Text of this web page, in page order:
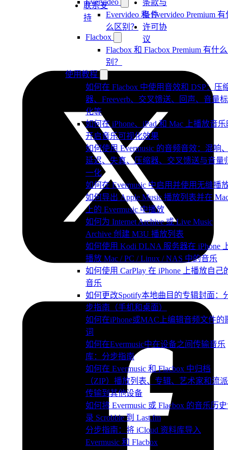
Evervideo
Evervideo 和 Evervideo Premium 有
么区别？
Flacbox
Flacbox 和 Flacbox Premium 有什
别？
使用教程
如何在 Flacbox 中使用音效和 DSP：压
器、Freeverb、交叉馈送、回声、音量
化等
如何在 iPhone、iPad 和 Mac 上播放音乐
开启音乐可视化效果
如何使用 Evermusic 的音频音效：混响
延迟、失真、压缩器、交叉馈送与音量
一化
如何在 Evermusic 中启用并使用无缝播
如何导出 Apple Music 播放列表并在
上的 Evermusic 中播放
如何为 Internet Archive 或 Live Music
Archive 创建 M3U 播放列表
如何使用 Kodi DLNA 服务器在 iPhone
播放 Mac / PC / Linux / NAS 中的音乐
如何使用 CarPlay 在 iPhone 上播放自己
音乐
如何更改Spotify本地曲目的专辑封面：
步指南（手机和桌面）
如何在iPhone或MAC上编辑音频文件的
词
如何在Evermusic中在设备之间传输音乐
库：分步指南
如何在 Evermusic 和 Flacbox 中归档
（ZIP）播放列表、专辑、艺术家和流
传输到其他设备
如何将 Evermusic 或 Flacbox 的音乐历
录 Scrobble 到 Last.fm
分步指南：将 iCloud 资料库导入
Evermusic 和 Flacbox
联系支
持
条款与
条件
许可协
议